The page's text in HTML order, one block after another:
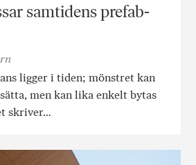
samtidens prefab-
ligger i tiden; mönstret kan
men kan lika enkelt bytas
skriver…